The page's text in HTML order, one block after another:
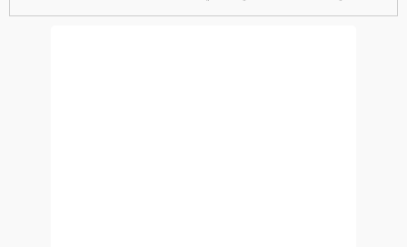
ترتيب الدوري الايطالي